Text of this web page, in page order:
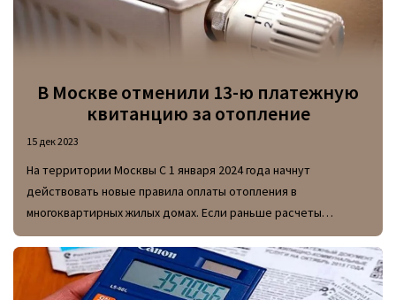
В Москве отменили 13-ю платежную
квитанцию за отопление
15 дек 2023
На территории Москвы С 1 января 2024 года начнут
действовать новые правила оплаты отопления в
многоквартирных жилых домах. Если раньше расчеты
основывались на объеме расхода тепла за прошлые 12
месяцев, с нового года подсчитывать стоимость отопления
будут на основе среднего потребления за предыдущие 5